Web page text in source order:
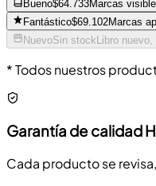
Bueno$64.733Marcas
Fantástico$69.102Marcas
NuevoSin stockLibro
* Todos nuestros
Garantía de calidad
Cada producto se